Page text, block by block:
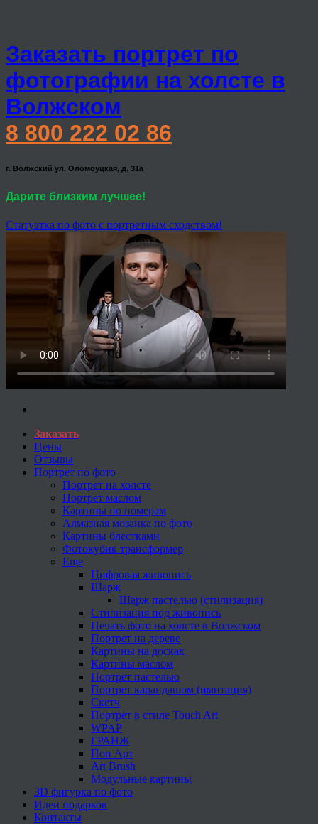
Заказать портрет по
фотографии на холсте в
Волжском
8 800 222 02 86
г. Волжский ул. Оломоуцкая, д. 31а
Дарите близким лучшее!
Статуэтка по фото с портретным сходством!
Заказать
Цены
Отзывы
Портрет по фото
Портрет на холсте
Портрет маслом
Картины по номерам
Алмазная мозаика по фото
Картины блестками
Фотокубик трансформер
Еще
Цифровая живопись
Шарж
Шарж пастелью (стилизация)
Стилизация под живопись
Печать фото на холсте в Волжском
Портрет на дереве
Картины на досках
Картины маслом
Портрет пастелью
Портрет карандашом (имитация)
Скетч
Портрет в стиле Touch Art
WPAP
ГРАНЖ
Поп Арт
Art Brush
Модульные картины
3D фигурка по фото
Идеи подарков
Контакты